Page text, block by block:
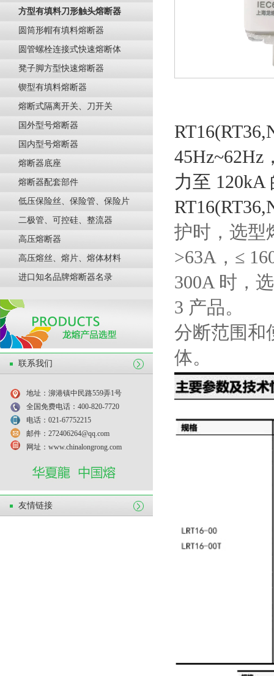
方型有填料刀形触头熔断器
圆筒形帽有填料熔断器
圆管螺栓连接式快速熔断体
凳子脚方型快速熔断器
锲型有填料熔断器
熔断式隔离开关、刀开关
国外型号熔断器
国内型号熔断器
熔断器底座
熔断器配套部件
低压保险丝、保险管、保险片
二极管、可控硅、整流器
高压熔断器
高压熔丝、熔片、熔体材料
进口知名品牌熔断器名录
联系我们
地址：泖港镇中民路559弄1号
全国免费电话：400-820-7720
电话：021-67752215
邮件：272406264@qq.com
网址：www.chinalongrong.com
友情链接
力至
RT16(
护时，选型
>63A，≤
300A 时，
3 产品。
分断范围和
体。